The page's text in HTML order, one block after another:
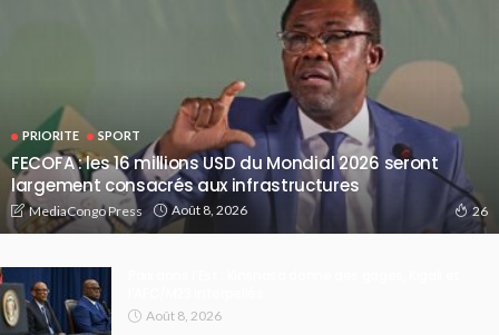
PRIORITE SPORT
FECOFA : les 16 millions USD du Mondial 2026 seront
largement consacrés aux infrastructures
MediaCongo Press Août 8, 2026 26
Août 8, 2026